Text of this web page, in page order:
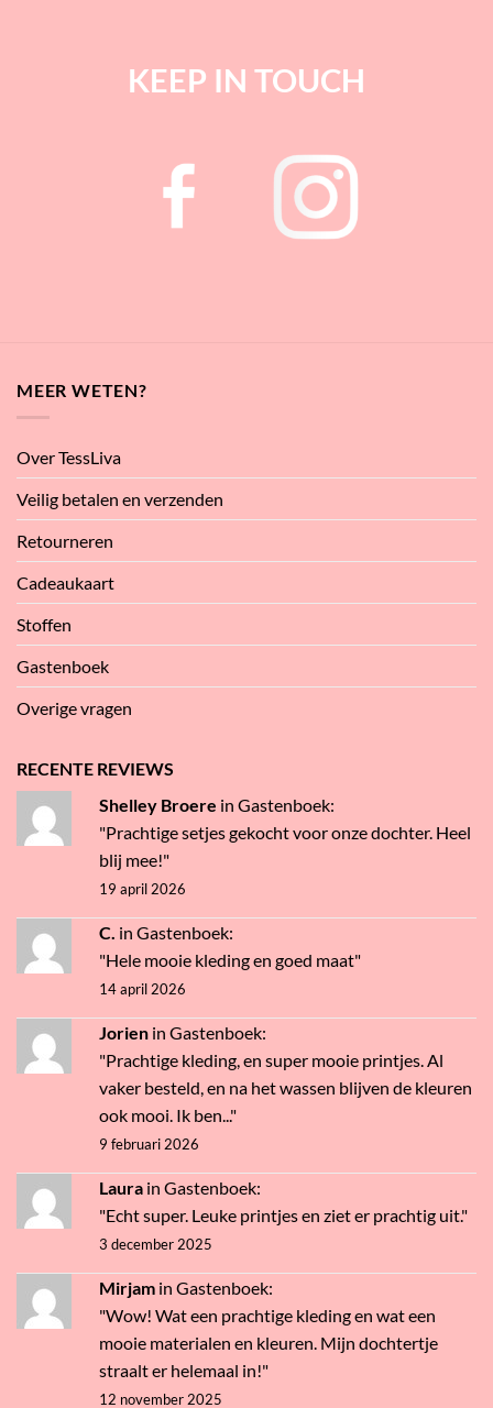
KEEP IN TOUCH
MEER WETEN?
Over TessLiva
Veilig betalen en verzenden
Retourneren
Cadeaukaart
Stoffen
Gastenboek
Overige vragen
RECENTE REVIEWS
Shelley Broere in Gastenboek:
"Prachtige setjes gekocht voor onze dochter. Heel
blij mee!"
19 april 2026
C. in Gastenboek:
"Hele mooie kleding en goed maat"
14 april 2026
Jorien in Gastenboek:
"Prachtige kleding, en super mooie printjes. Al
vaker besteld, en na het wassen blijven de kleuren
ook mooi. Ik ben..."
9 februari 2026
Laura in Gastenboek:
"Echt super. Leuke printjes en ziet er prachtig uit."
3 december 2025
Mirjam in Gastenboek:
"Wow! Wat een prachtige kleding en wat een
mooie materialen en kleuren. Mijn dochtertje
straalt er helemaal in!"
12 november 2025